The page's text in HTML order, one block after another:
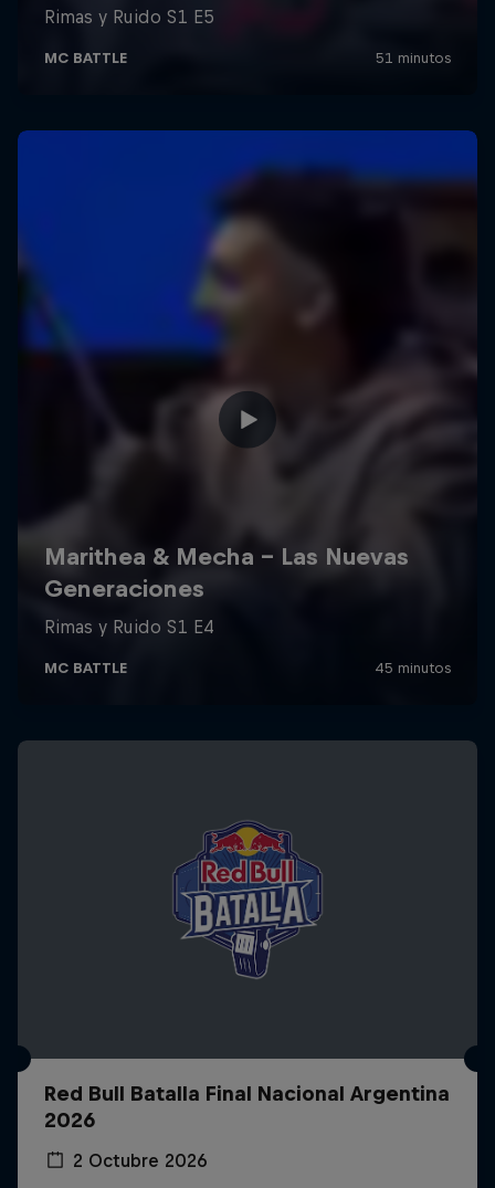
Red Bull Batalla Final Nacional Argentina
2026
2 Octubre 2026